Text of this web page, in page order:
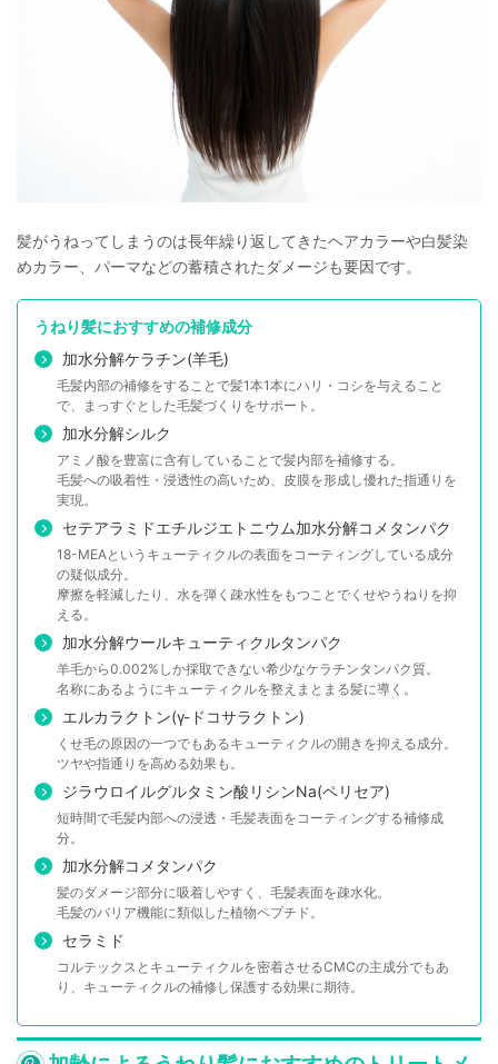
髪がうねってしまうのは長年繰り返してきたヘアカラーや白髪染
めカラー、パーマなどの蓄積されたダメージも要因です。
うねり髪におすすめの補修成分
加水分解ケラチン(羊毛)
毛髪内部の補修をすることで髪1本1本にハリ・コシを与えること
で、まっすぐとした毛髪づくりをサポート。
加水分解シルク
アミノ酸を豊富に含有していることで髪内部を補修する。
毛髪への吸着性・浸透性の高いため、皮膜を形成し優れた指通りを
実現。
セテアラミドエチルジエトニウム加水分解コメタンパク
18-MEAというキューティクルの表面をコーティングしている成分
の疑似成分。
摩擦を軽減したり、水を弾く疎水性をもつことでくせやうねりを抑
える。
加水分解ウールキューティクルタンパク
羊毛から0.002%しか採取できない希少なケラチンタンパク質。
名称にあるようにキューティクルを整えまとまる髪に導く。
エルカラクトン(γ-ドコサラクトン)
くせ毛の原因の一つでもあるキューティクルの開きを抑える成分。
ツヤや指通りを高める効果も。
ジラウロイルグルタミン酸リシンNa(ペリセア)
短時間で毛髪内部への浸透・毛髪表面をコーティングする補修成
分。
加水分解コメタンパク
髪のダメージ部分に吸着しやすく、毛髪表面を疎水化。
毛髪のバリア機能に類似した植物ペプチド。
セラミド
コルテックスとキューティクルを密着させるCMCの主成分でもあ
り、キューティクルの補修し保護する効果に期待。